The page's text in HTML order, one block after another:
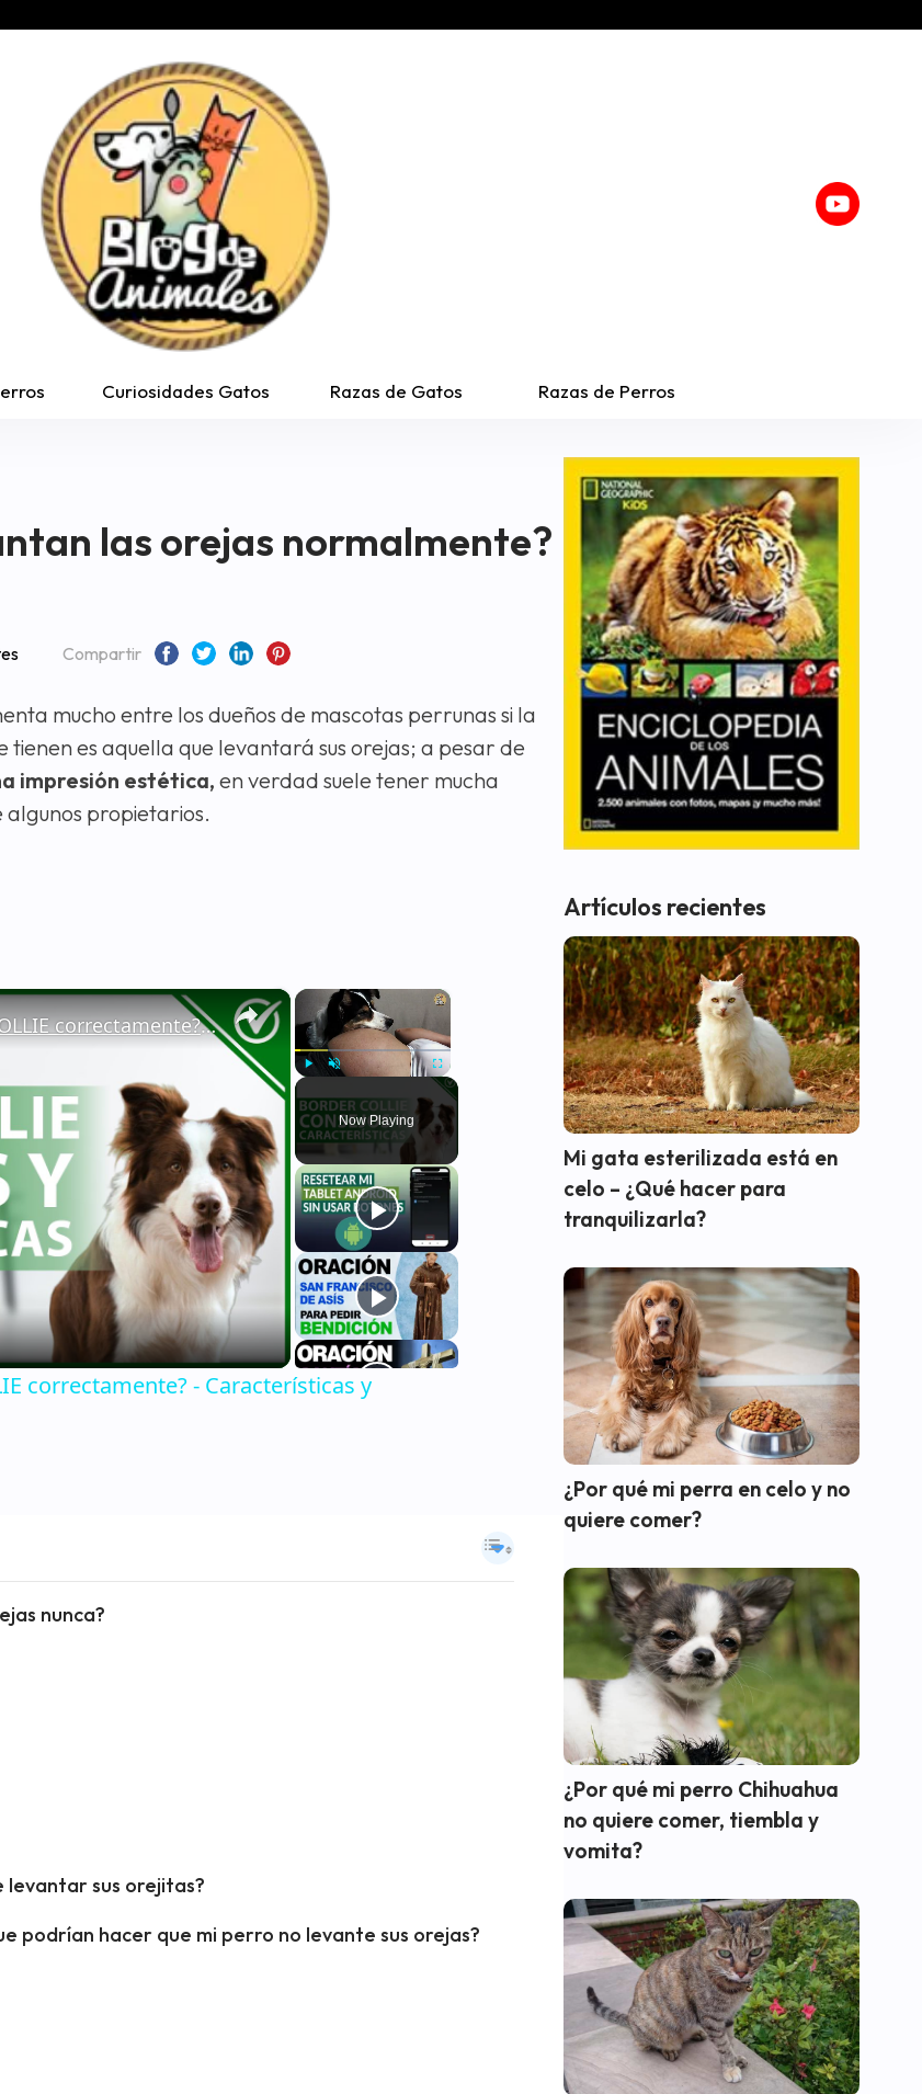
Curiosidades Gatos Razas de Gatos Razas de Perros
las orejas normalmente?
Compartir
mucho entre los dueños de mascotas perrunas si la
tienen es aquella que levantará sus orejas; a pesar de
impresión estética, en verdad suele tener mucha
propietarios.
×
Fullscreen
Now Playing
×
🐕 ¿Cómo CUIDAR a un BORDER COLLIE correctamente? - Características y consejos 🐕
correctamente? - Características y
nunca?
levantar sus orejitas?
podrían hacer que mi perro no levante sus orejas?
Artículos recientes
Mi gata esterilizada está en
celo – ¿Qué hacer para
tranquilizarla?
¿Por qué mi perra en celo y no
quiere comer?
¿Por qué mi perro Chihuahua
no quiere comer, tiembla y
vomita?